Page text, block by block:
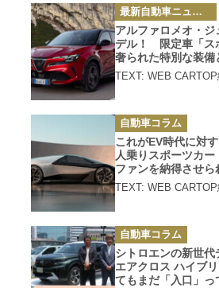
カ
テ
ゴ
リ
ー
最新自動車ニュース
アルファロメオ・
デル！ 限定車「ス
奢られた特別な装
TEXT: WEB
カ
テ
ゴ
リ
ー
自動車コラム
これがEV時代に対
人乗りスポーツカ
ファンを納得させら
TEXT: WEB
カ
テ
ゴ
リ
ー
自動車コラム
シトロエンの新世
エアクロス ハイブ
てもまだ「入口」っ